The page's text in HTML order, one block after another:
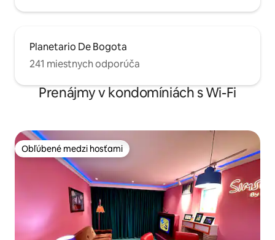
Planetario De Bogota
241 miestnych odporúča
Prenájmy v kondomíniách s Wi-Fi
Obľúbené medzi hosťami
Obľúbené medzi hosťami